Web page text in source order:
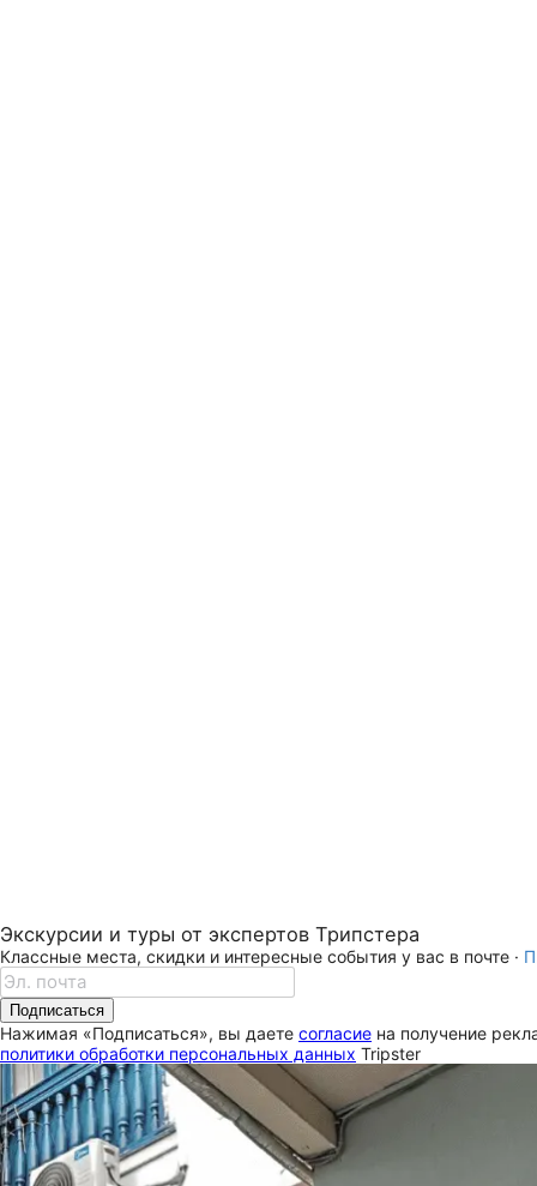
Экскурсии и туры от экспертов Трипстера
Классные места, скидки и интересные события у вас в почте ·
Подписаться
Нажимая «Подписаться», вы даете согласие на получение
политики обработки персональных данных Tripster